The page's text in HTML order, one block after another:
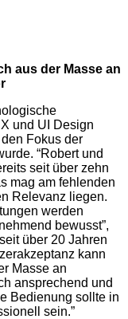
aus der Masse an
und UI Design
Fokus der
“Robert und
seit über zehn
mag am fehlenden
Relevanz liegen.
werden
bewusst”,
über 20 Jahren
kann
Masse an
ansprechend und
Bedienung sollte in
sein.”